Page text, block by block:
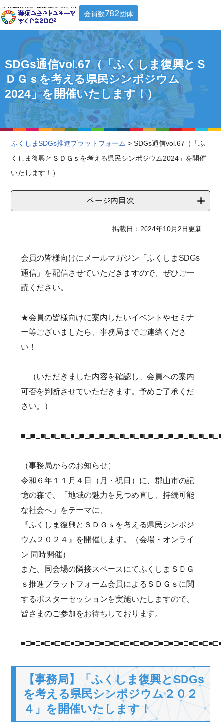
会員数782団体
SDGs通信vol.67（「ふくしま復興とＳ
ＤＧｓを考える県民シンポジウム
2024」を開催いたします！）
ふくしまSDGs推進プラットフォーム > SDGs通信vol.67（「ふ
くしま復興とＳＤＧｓを考える県民シンポジウム2024」を開催
いたします！）
ページ内目次
掲載日：2024年10月2日更新
会員の皆様向けにメールマガジン「ふくしまSDGs
通信」を配信させていただきますので、ぜひご一
読ください。
★会員の皆様向けに案内したいイベントやセミナ
ー等ございましたら、事務局までご連絡くださ
い！
（いただきました内容を確認し、会員への案内
可否を判断させていただきます。予めご了承くだ
さい。）
（事務局からのお知らせ）
令和６年１１月４日（月・祝日）に、郡山市の記
憶の森で、「地域の魅力を見つめ直し、持続可能
な社会へ」をテーマに、
『ふくしま復興とＳＤＧｓを考える県民シンポジ
ウム２０２４』を開催します。（会場・オンライ
ン 同時開催）
また、同会場の隣接スペースにてふくしまＳＤＧ
ｓ推進プラットフォーム会員によるＳＤＧｓに関
するポスターセッションを実施いたしますので、
皆さまのご参加をお待ちしております。
【事務局】「ふくしま復興とSDGs
を考える県民シンポジウム２０２
４」を開催いたします！